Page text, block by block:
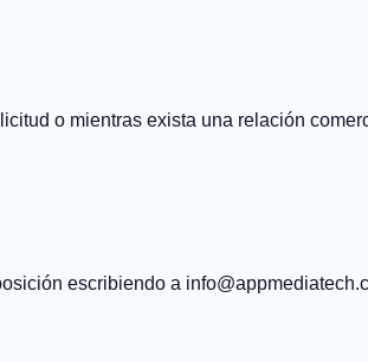
o mientras exista una relación
escribiendo a